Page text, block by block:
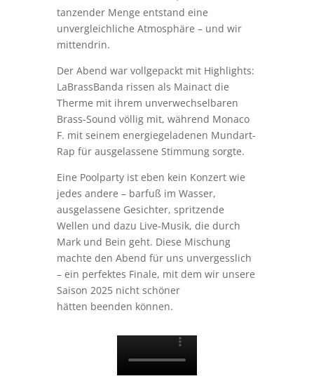
tanzender Menge entstand eine
unvergleichliche Atmosphäre – und wir
mittendrin.
Der Abend war vollgepackt mit Highlights:
LaBrassBanda rissen als Mainact die
Therme mit ihrem unverwechselbaren
Brass-Sound völlig mit, während Monaco
F. mit seinem energiegeladenen Mundart-
Rap für ausgelassene Stimmung sorgte.
Eine Poolparty ist eben kein Konzert wie
jedes andere – barfuß im Wasser,
ausgelassene Gesichter, spritzende
Wellen und dazu Live-Musik, die durch
Mark und Bein geht. Diese Mischung
machte den Abend für uns unvergesslich
– ein perfektes Finale, mit dem wir unsere
Saison 2025 nicht schöner
hätten beenden können.